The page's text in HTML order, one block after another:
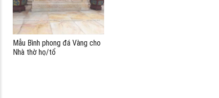
Mẫu Bình phong đá Vàng cho
Nhà thờ họ/tổ